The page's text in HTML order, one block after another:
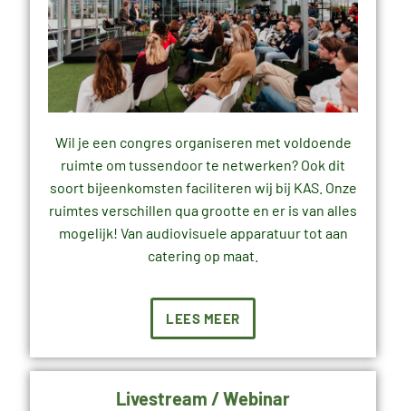
Wil je een congres organiseren met voldoende
ruimte om tussendoor te netwerken? Ook dit
soort bijeenkomsten faciliteren wij bij KAS. Onze
ruimtes verschillen qua grootte en er is van alles
mogelijk! Van audiovisuele apparatuur tot aan
catering op maat.
LEES MEER
Livestream / Webinar